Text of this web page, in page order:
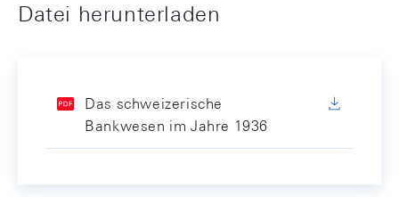
Datei herunterladen
Das schweizerische
Bankwesen im Jahre 1936